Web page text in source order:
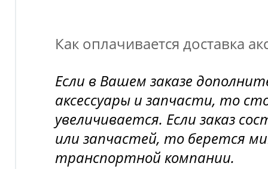
Как оплачивается доставка
Если в Вашем заказе
аксессуары и запчасти, то
увеличивается. Если заказ
или запчастей, то берется
транспортной компании.